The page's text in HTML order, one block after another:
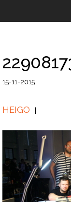
15-11-2015
HEIGO